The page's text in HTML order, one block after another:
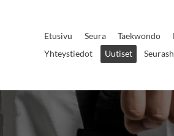
Etusivu Seura Taekwondo
Yhteystiedot
Uutiset